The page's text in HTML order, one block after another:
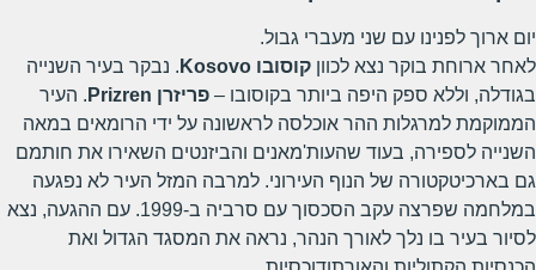
יום ארוך לפנינו עם שני מעברי גבול.
לאחר ארוחת בוקר נצא לכוון קוסובו Kosovo . נבקר בעיר השנייה
בגודלה, וללא ספק היפה ביותר בקוסובו – פריזרן Prizren . העיר
הממוקמת למרגלות ההר אוכלסה לראשונה על ידי הרומאים במאה
השנייה לספירה, בעוד שהעות'מאנים והביזנטים השאירו את חותמם
גם בארכיטקטורה של הנוף העירוני. למרבה המזל העיר לא נפגעה
במלחמה שפרצה עקב הסכסוך עם סרביה ב-1999. עם ההגעה, נצא
לסיור בעיר בו נלך לאורך הנהר, נראה את המסגד הגדול ואת